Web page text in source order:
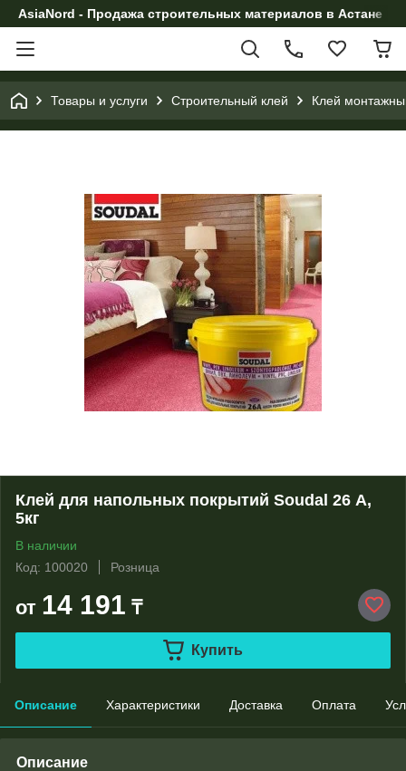
AsiaNord - Продажа строительных материалов в Астане
Товары и услуги Строительный клей Клей
Клей для напольных покрытий Soudal 26 А,
5кг
В наличии
Код: 100020
Розница
от 14 191 ₸
Купить
Описание Характеристики Доставка Оплата
Описание